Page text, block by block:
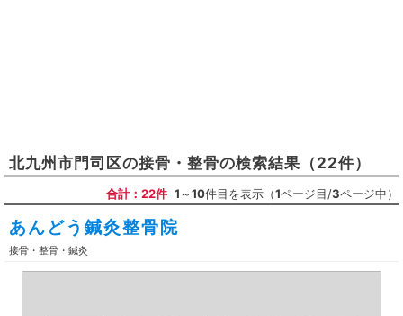
北九州市門司区の接骨・整骨の検索結果 （22件）
合計：22件 1～10件目を表示（1ページ目/3ページ中）
あんどう鍼灸整骨院
接骨・整骨・鍼灸